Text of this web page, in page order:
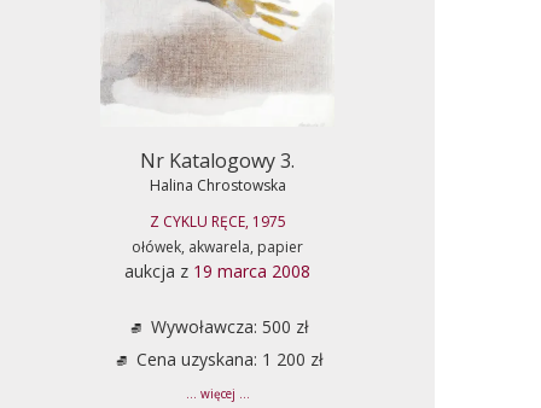
Nr Katalogowy 3.
Halina Chrostowska
Z CYKLU RĘCE, 1975
ołówek, akwarela, papier
aukcja z 19 marca 2008
Wywoławcza: 500 zł
Cena uzyskana: 1 200 zł
... więcej ...